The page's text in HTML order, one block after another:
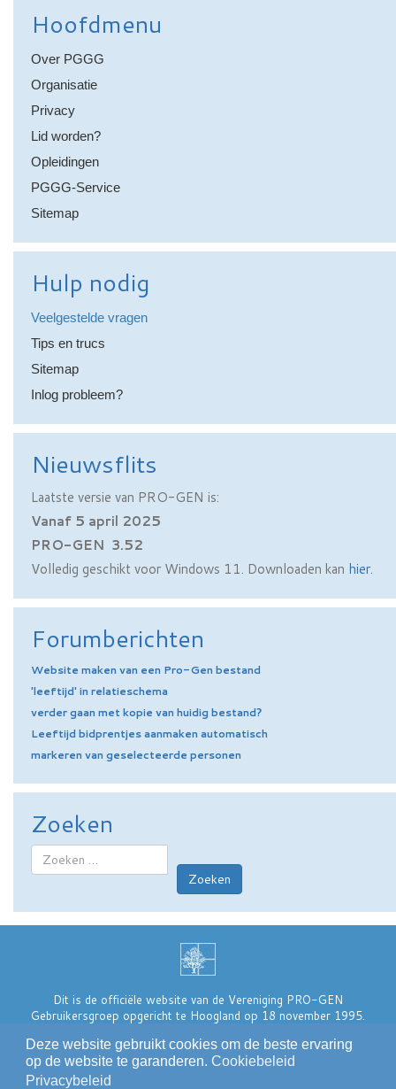
Deze website gebruikt cookies om de beste ervaring
op de website te garanderen. Cookiebeleid
Privacybeleid
Hoofdmenu
Over PGGG
Organisatie
Privacy
Lid worden?
Opleidingen
PGGG-Service
Sitemap
Hulp nodig
Veelgestelde vragen
Tips en trucs
Sitemap
Inlog probleem?
Nieuwsflits
Laatste versie van PRO-GEN is:
Vanaf 5 april 2025
PRO-GEN 3.52
Volledig geschikt voor Windows 11. Downloaden kan hier.
Forumberichten
Website maken van een Pro-Gen bestand
'leeftijd' in relatieschema
verder gaan met kopie van huidig bestand?
Leeftijd bidprentjes aanmaken automatisch
markeren van geselecteerde personen
Zoeken
Zoeken
Dit is de officiële website van de Vereniging PRO-GEN
Gebruikersgroep opgericht te Hoogland op 18 november 1995.
Amsterdamonder nummer 40539019. Zie onze Statuten en het
Huishoudelijk Reglement.